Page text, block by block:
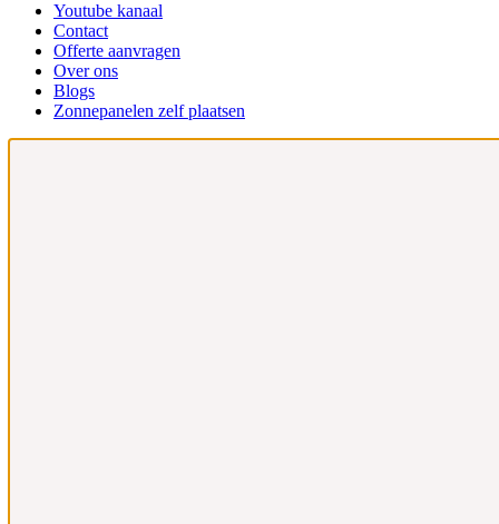
Youtube kanaal
Contact
Offerte aanvragen
Over ons
Blogs
Zonnepanelen zelf plaatsen